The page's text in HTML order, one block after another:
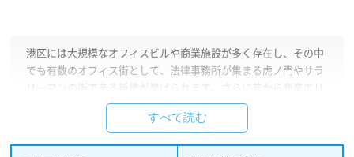
港区には大規模なオフィスビルや商業施設が多く存在し、その中
でも有数のオフィス街として、法律事務所が集まる虎ノ門やサラ
リーマンの街である新橋が挙げられます。さらに昔から商業エリ
アとして栄える青山・赤坂、ヒルズやミッドタウンを擁する六本
木など、エリアによってその様相はさまざま。汐留や台場にはテ
すべて読む